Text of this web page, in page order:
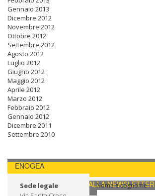
Gennaio 2013
Dicembre 2012
Novembre 2012
Ottobre 2012
Settembre 2012
Agosto 2012
Luglio 2012
Giugno 2012
Maggio 2012
Aprile 2012
Marzo 2012
Febbraio 2012
Gennaio 2012
Dicembre 2011
Settembre 2010
ENOGEA
CONTATTI / ISCRIVITI ALLA NEWSLETTER
Sede legale
Nome e cognome